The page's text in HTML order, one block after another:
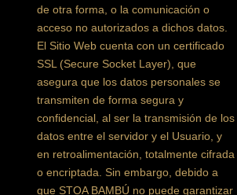
de otra forma, o la comunicación o
acceso no autorizados a dichos datos.
El Sitio Web cuenta con un certificado
SSL (Secure Socket Layer), que
asegura que los datos personales se
transmiten de forma segura y
confidencial, al ser la transmisión de los
datos entre el servidor y el Usuario, y
en retroalimentación, totalmente cifrada
o encriptada. Sin embargo, debido a
que STOA BAMBÚ no puede garantizar